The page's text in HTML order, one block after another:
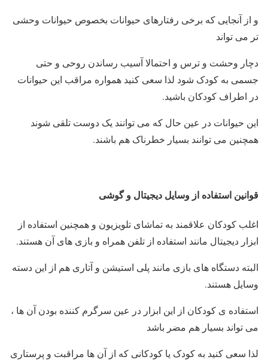
و از آنجایی که برخی رفتارهای حیوانات بخصوص حیوانات وحشی
تر می تواند
دچار وحشت و ترس و احتمالا آسیب رساندن روحی و حتی
جسمی به کودک شود لذا سعی کنید همواره مراقب این حیوانات
در اطراف کودکان باشید.
این حیوانات در عین حال که می توانند یک دوست تلقی شوند
همچنین می توانند بسیار خطرناک هم باشند.
قوانین استفاده از وسایل دیجیتال و گوشی
اغلب کودکان علاقمند به تماشای تلویزیون و همچنین استفاده از
ابزار دیجیتال مانند استفاده از تلفن همراه و بازی های آن هستند.
البته دستگاه های بازی مانند پلی استیشن و آتاری هم از این دسته
وسایل هستند.
استفاده ی کودکان از این ابزار در عین سرگرم کننده بودن آن ها ،
می تواند بسیار هم مضر باشد
لذا سعی کنید به کودک یا کودکانی که از آن ها مراقبت و پرستاری